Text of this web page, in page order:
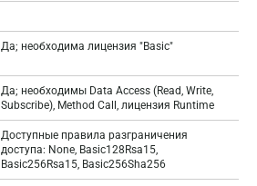
Да; необходима лицензия "Basic"
Да; необходимы Data Access (Read, Write,
Subscribe), Method Call, лицензия Runtime
Доступные правила разграничения
доступа: None, Basic128Rsa15,
Basic256Rsa15, Basic256Sha256